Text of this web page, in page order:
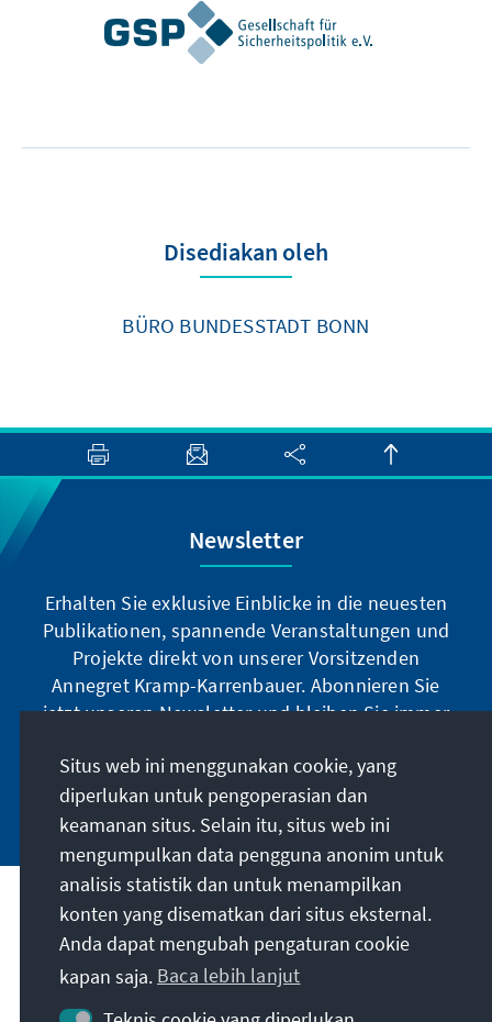
Disediakan oleh
BÜRO BUNDESSTADT BONN
Newsletter
Erhalten Sie exklusive Einblicke in die neuesten
Publikationen, spannende Veranstaltungen und
Projekte direkt von unserer Vorsitzenden
Annegret Kramp-Karrenbauer. Abonnieren Sie
jetzt unseren Newsletter und bleiben Sie immer
Jetzt abonnieren
Misi kami
Kontak
Situs web ini menggunakan cookie, yang
diperlukan untuk pengoperasian dan
keamanan situs. Selain itu, situs web ini
mengumpulkan data pengguna anonim untuk
analisis statistik dan untuk menampilkan
konten yang disematkan dari situs eksternal.
Anda dapat mengubah pengaturan cookie
kapan saja. Baca lebih lanjut